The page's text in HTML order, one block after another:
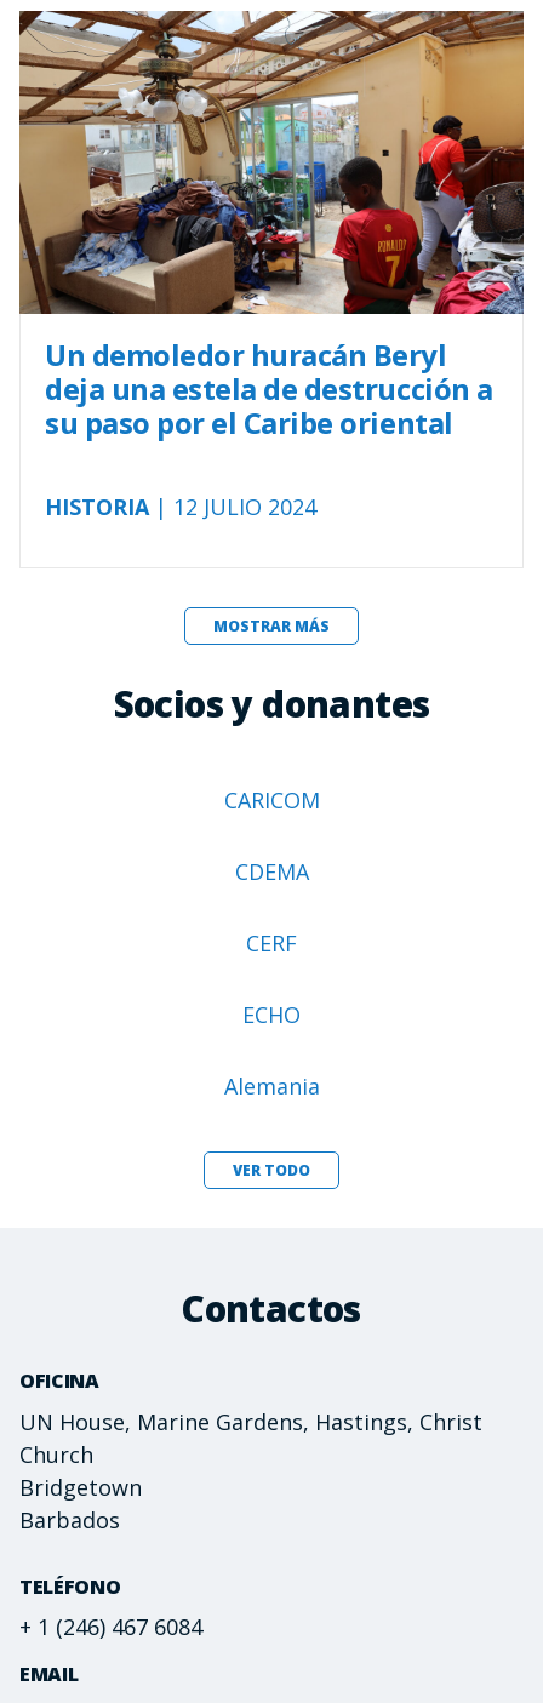
Un demoledor huracán Beryl
deja una estela de destrucción a
su paso por el Caribe oriental
HISTORIA| 12 JULIO 2024
MOSTRAR MÁS
Socios y donantes
CARICOM
CDEMA
CERF
ECHO
Alemania
VER TODO
Contactos
OFICINA
UN House, Marine Gardens, Hastings, Christ
Church
Bridgetown
Barbados
TELÉFONO
+ 1 (246) 467 6084
EMAIL